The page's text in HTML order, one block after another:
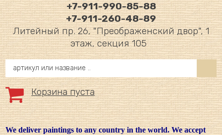
+7-911-990-85-88
+7-911-260-48-89
Литейный пр. 26, "Преображенский двор", 1
этаж, секция 105
Корзина пуста
We deliver paintings to any country in the world. We accept